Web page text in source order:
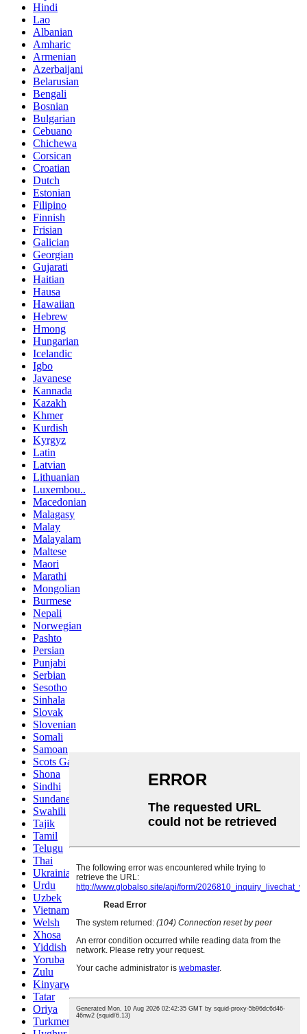
Hindi
Lao
Albanian
Amharic
Armenian
Azerbaijani
Belarusian
Bengali
Bosnian
Bulgarian
Cebuano
Chichewa
Corsican
Croatian
Dutch
Estonian
Filipino
Finnish
Frisian
Galician
Georgian
Gujarati
Haitian
Hausa
Hawaiian
Hebrew
Hmong
Hungarian
Icelandic
Igbo
Javanese
Kannada
Kazakh
Khmer
Kurdish
Kyrgyz
Latin
Latvian
Lithuanian
Luxembou..
Macedonian
Malagasy
Malay
Malayalam
Maltese
Maori
Marathi
Mongolian
Burmese
Nepali
Norwegian
Pashto
Persian
Punjabi
Serbian
Sesotho
Sinhala
Slovak
Slovenian
Somali
Samoan
Scots Gaelic
Shona
Sindhi
Sundanese
Swahili
Tajik
Tamil
Telugu
Thai
Ukrainian
Urdu
Uzbek
Vietnamese
Welsh
Xhosa
Yiddish
Yoruba
Zulu
Kinyarwanda
Tatar
Oriya
Turkmen